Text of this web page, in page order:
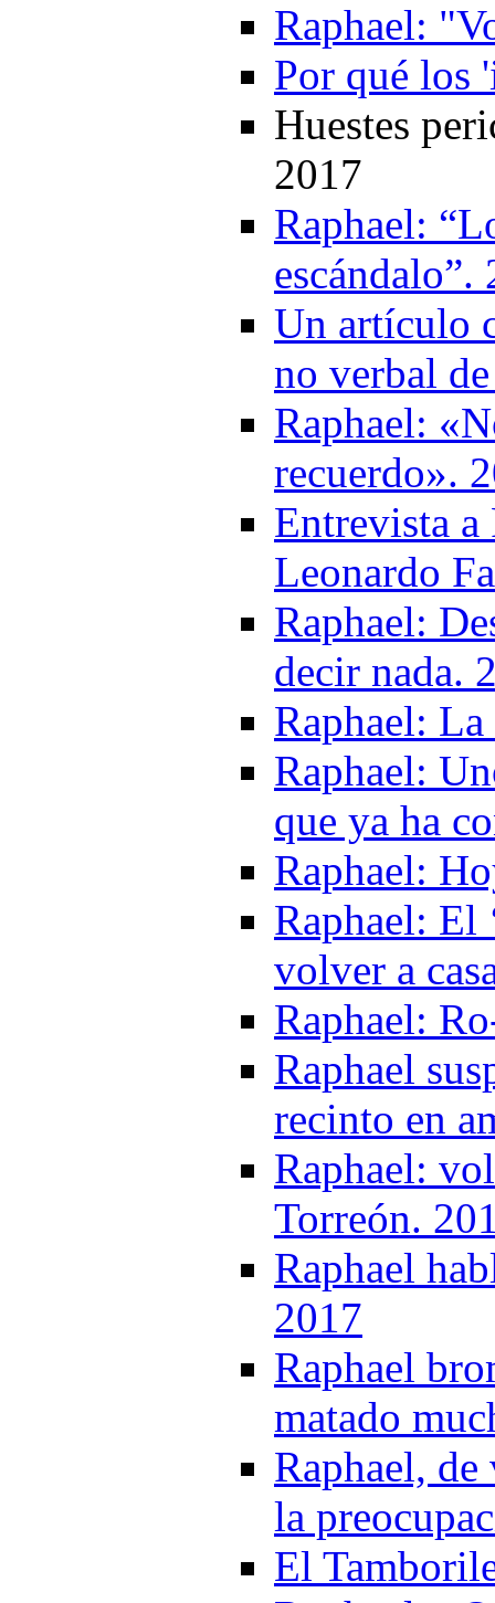
Raphael:
Por qué los
Huestes
2017
Raphael:
escándalo”.
Un artículo
no verbal
Raphael:
recuerdo».
Entrevista
Leonardo
Raphael:
decir nada.
Raphael:
Raphael:
que ya ha
Raphael:
Raphael: El
volver a
Raphael:
Raphael
recinto en
Raphael:
Torreón.
Raphael
2017
Raphael
matado
Raphael,
la
El